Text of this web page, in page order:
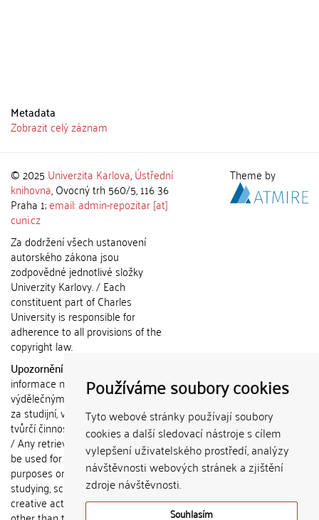
Používáme soubory cookies
Tyto webové stránky používají soubory
cookies a další sledovací nástroje s cílem
vylepšení uživatelského prostředí, analýzy
návštěvnosti webových stránek a zjištění
zdroje návštěvnosti.
Souhlasím
Metadata
Zobrazit celý záznam
© 2025 Univerzita Karlova,Ústřední
knihovna, Ovocný trh 560/5, 116 36
Praha 1;email: admin-repozitar [at]
cuni.cz
Za dodržení všech ustanovení
autorského zákona jsou
zodpovědné jednotlivé složky
Univerzity Karlovy. / Each
constituent part of Charles
University is responsible for
adherence to all provisions of the
copyright law.
Upozornění / Notice:
informace nemohou být použity k
výdělečným účelům nebo vydávány
za studijní, vědeckou nebo jinou
tvůrčí činnost jiné osoby než autora.
/ Any retrieved information shall not
be used for any commercial
purposes or claimed as results of
studying, scientific or any other
creative activities of any person
Theme by